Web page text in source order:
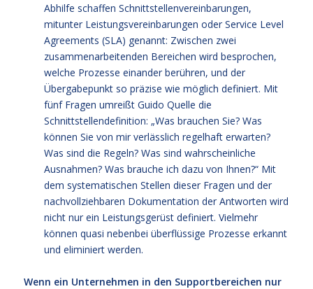
Abhilfe schaffen Schnittstellenvereinbarungen,
mitunter Leistungsvereinbarungen oder Service Level
Agreements (SLA) genannt: Zwischen zwei
zusammenarbeitenden Bereichen wird besprochen,
welche Prozesse einander berühren, und der
Übergabepunkt so präzise wie möglich definiert. Mit
fünf Fragen umreißt Guido Quelle die
Schnittstellendefinition: „Was brauchen Sie? Was
können Sie von mir verlässlich regelhaft erwarten?
Was sind die Regeln? Was sind wahrscheinliche
Ausnahmen? Was brauche ich dazu von Ihnen?“ Mit
dem systematischen Stellen dieser Fragen und der
nachvollziehbaren Dokumentation der Antworten wird
nicht nur ein Leistungsgerüst definiert. Vielmehr
können quasi nebenbei überflüssige Prozesse erkannt
und eliminiert werden.
Wenn ein Unternehmen in den Supportbereichen nur